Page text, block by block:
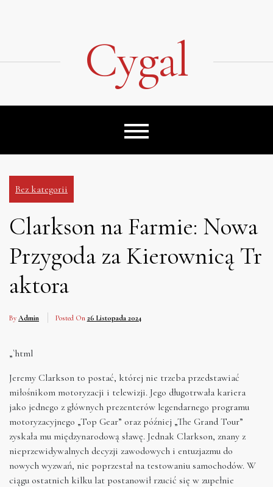
Cygal
Bez kategorii
Clarkson na Farmie: Nowa
Przygoda za Kierownicą Tr
aktora
By Admin Posted On 26 Listopada 2024
„`html
Jeremy Clarkson to postać, której nie trzeba przedstawiać
miłośnikom motoryzacji i telewizji. Jego długotrwała kariera
jako jednego z głównych prezenterów legendarnego programu
motoryzacyjnego „Top Gear” oraz później „The Grand Tour”
zyskała mu międzynarodową sławę. Jednak Clarkson, znany z
nieprzewidywalnych decyzji zawodowych i entuzjazmu do
nowych wyzwań, nie poprzestał na testowaniu samochodów. W
ciągu ostatnich kilku lat postanowił rzucić się w zupełnie